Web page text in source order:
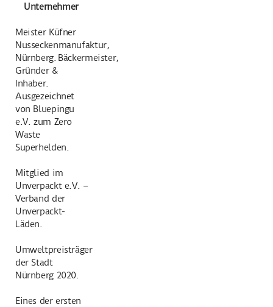
Unternehmer
Meister Küfner
Nusseckenmanufaktur,
Nürnberg. Bäckermeister,
Gründer &
Inhaber.
Ausgezeichnet
von Bluepingu
e.V. zum Zero
Waste
Superhelden.
Mitglied im
Unverpackt e.V. –
Verband der
Unverpackt-
Läden.
Umweltpreisträger
der Stadt
Nürnberg 2020.
Eines der ersten